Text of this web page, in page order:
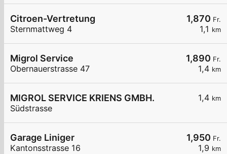
1,870 Fr.
1,1 km
Citroen-Vertretung
Sternmattweg 4
1,890 Fr.
1,4 km
Migrol Service
Obernauerstrasse 47
1,4 km
MIGROL SERVICE KRIENS GMBH.
Südstrasse
1,950 Fr.
1,9 km
Garage Liniger
Kantonsstrasse 16